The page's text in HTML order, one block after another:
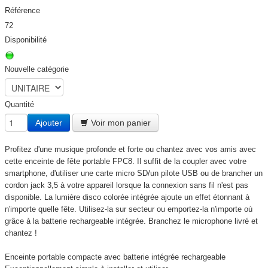
Référence
72
Disponibilité
Nouvelle catégorie
Quantité
Ajouter Voir mon panier
Profitez d'une musique profonde et forte ou chantez avec vos amis avec
cette enceinte de fête portable FPC8. Il suffit de la coupler avec votre
smartphone, d'utiliser une carte micro SD/un pilote USB ou de brancher un
cordon jack 3,5 à votre appareil lorsque la connexion sans fil n'est pas
disponible. La lumière disco colorée intégrée ajoute un effet étonnant à
n'importe quelle fête. Utilisez-la sur secteur ou emportez-la n'importe où
grâce à la batterie rechargeable intégrée. Branchez le microphone livré et
chantez !
Enceinte portable compacte avec batterie intégrée rechargeable